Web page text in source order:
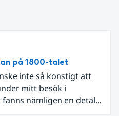
på 1800-talet
inte så konstigt att
mitt besök i
nämligen en detalj